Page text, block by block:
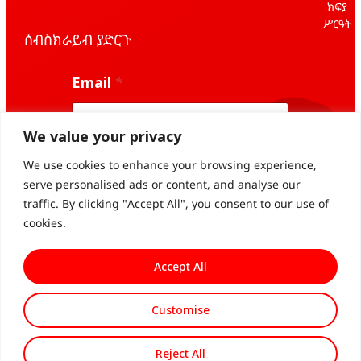
We value your privacy
We use cookies to enhance your browsing experience,
serve personalised ads or content, and analyse our
traffic. By clicking "Accept All", you consent to our use of
cookies.
Customise
Reject All
Accept All
ክፍያ
ሥርዓት
ሰብስክራይብ ያድርጉ
m
a
i
l
E
m
a
i
l
a
l
Email *
Subscribe
© 2026 All Rights
360ground
የግላዊነት